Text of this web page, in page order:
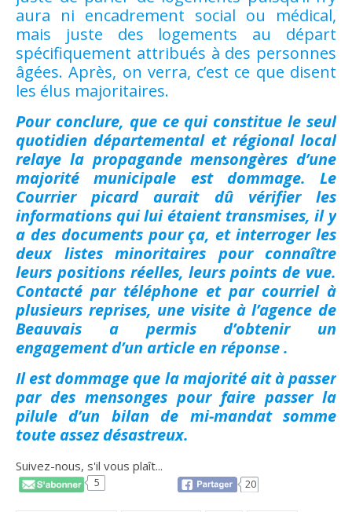
aura ni encadrement social ou médical,
mais juste des logements au départ
spécifiquement attribués à des personnes
âgées. Après, on verra, c’est ce que disent
les élus majoritaires.
Pour conclure, que ce qui constitue le seul
quotidien départemental et régional local
relaye la propagande mensongères d’une
majorité municipale est dommage. Le
Courrier picard aurait dû vérifier les
informations qui lui étaient transmises, il y
a des documents pour ça, et interroger les
deux listes minoritaires pour connaître
leurs positions réelles, leurs points de vue.
Contacté par téléphone et par courriel à
plusieurs reprises, une visite à l’agence de
Beauvais a permis d’obtenir un
engagement d’un article en réponse.
Il est dommage que la majorité ait à passer
par des mensonges pour faire passer la
pilule d’un bilan de mi-mandat somme
toute assez désastreux.
Suivez-nous, s'il vous plaît...
5 20